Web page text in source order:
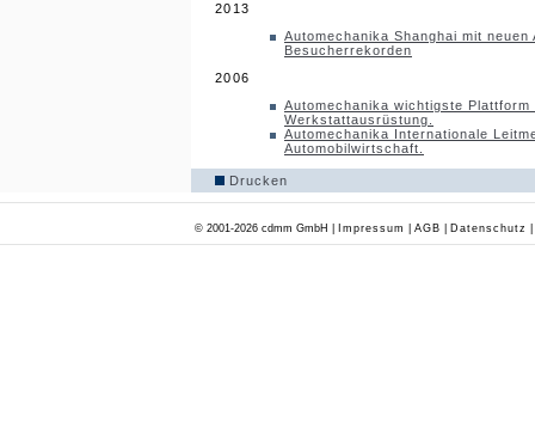
2013
Automechanika Shanghai mit
Besucherrekorden
2006
Automechanika wichtigste
Werkstattausrüstung.
Automechanika Internationale
Automobilwirtschaft.
Drucken
© 2001-2026 cdmm GmbH | Impressum AGB Datenschutz